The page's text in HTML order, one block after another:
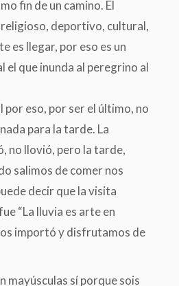
fin de un camino. El
deportivo, cultural,
es llegar, por eso es un
el que inunda al peregrino al
por eso, por ser el último, no
para la tarde. La
no llovió, pero la tarde,
salimos de comer nos
decir que la visita
“La lluvia es arte en
importó y disfrutamos de
mayúsculas sí porque sois